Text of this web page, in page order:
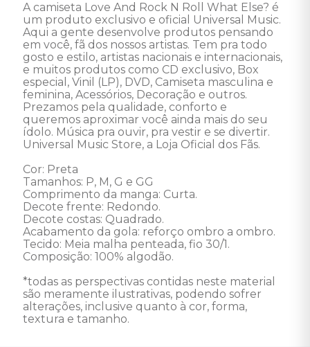
A camiseta Love And Rock N Roll What Else? é
um produto exclusivo e oficial Universal Music.
Aqui a gente desenvolve produtos pensando
em você, fã dos nossos artistas. Tem pra todo
gosto e estilo, artistas nacionais e internacionais,
e muitos produtos como CD exclusivo, Box
especial, Vinil (LP), DVD, Camiseta masculina e
feminina, Acessórios, Decoração e outros.
Prezamos pela qualidade, conforto e
queremos aproximar você ainda mais do seu
ídolo. Música pra ouvir, pra vestir e se divertir.
Universal Music Store, a Loja Oficial dos Fãs.
Cor: Preta
Tamanhos: P, M, G e GG
Comprimento da manga: Curta.
Decote frente: Redondo.
Decote costas: Quadrado.
Acabamento da gola: reforço ombro a ombro.
Tecido: Meia malha penteada, fio 30/1.
Composição: 100% algodão.
*todas as perspectivas contidas neste material
são meramente ilustrativas, podendo sofrer
alterações, inclusive quanto à cor, forma,
textura e tamanho.